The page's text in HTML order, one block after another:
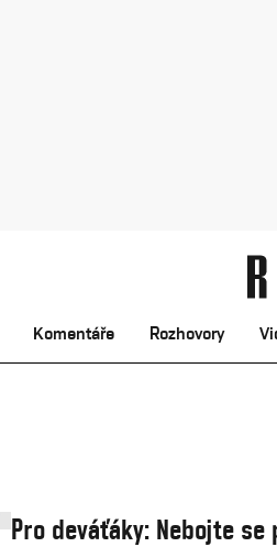
Komentáře Rozhovory
Pro deváťáky: Nebojte